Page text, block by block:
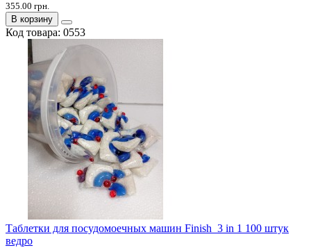
355.00 грн.
В корзину
Код товара: 0553
Таблетки для посудомоечных машин Finish 3 in 1 100 штук
ведро